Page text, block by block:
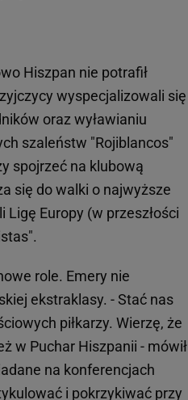
Hiszpan nie potrafił
wyspecjalizowali się
oraz wyławianiu
szaleństw "Rojiblancos"
spojrzeć na klubową
się do walki o najwyższe
Europy (w przeszłości
role. Emery nie
ekstraklasy. - Stać nas
piłkarzy. Wierzę, że
w Puchar Hiszpanii - mówił
na konferencjach
i pokrzykiwać przy